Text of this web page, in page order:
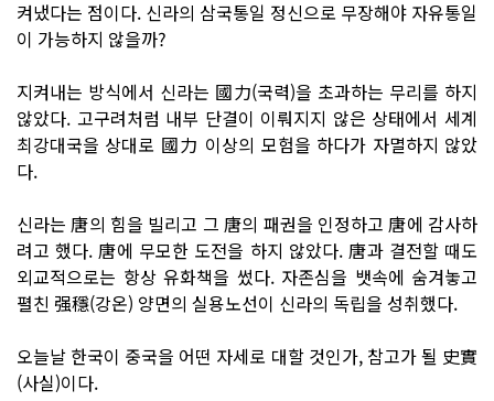
켜냈다는 점이다. 신라의 삼국통일 정신으로 무장해야 자유통일
이 가능하지 않을까?
지켜내는 방식에서 신라는 國力(국력)을 초과하는 무리를 하지
않았다. 고구려처럼 내부 단결이 이뤄지지 않은 상태에서 세계
최강대국을 상대로 國力 이상의 모험을 하다가 자멸하지 않았
다.
신라는 唐의 힘을 빌리고 그 唐의 패권을 인정하고 唐에 감사하
려고 했다. 唐에 무모한 도전을 하지 않았다. 唐과 결전할 때도
외교적으로는 항상 유화책을 썼다. 자존심을 뱃속에 숨겨놓고
펼친 强穩(강온) 양면의 실용노선이 신라의 독립을 성취했다.
오늘날 한국이 중국을 어떤 자세로 대할 것인가, 참고가 될 史實
(사실)이다.